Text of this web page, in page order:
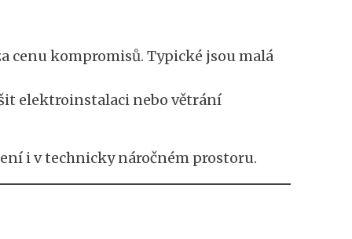
cenu kompromisů. Typické jsou malá
elektroinstalaci nebo větrání
i v technicky náročném prostoru.